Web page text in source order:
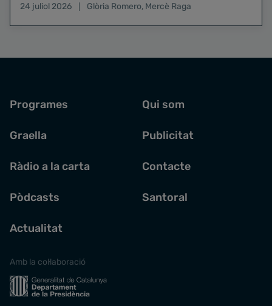
24 juliol 2026
Glòria Romero, Mercè Raga
Programes
Graella
Ràdio a la carta
Pòdcasts
Actualitat
Qui som
Publicitat
Contacte
Santoral
Amb la col·laboració